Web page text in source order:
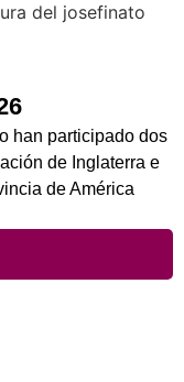
han participado dos
de Inglaterra e
de América